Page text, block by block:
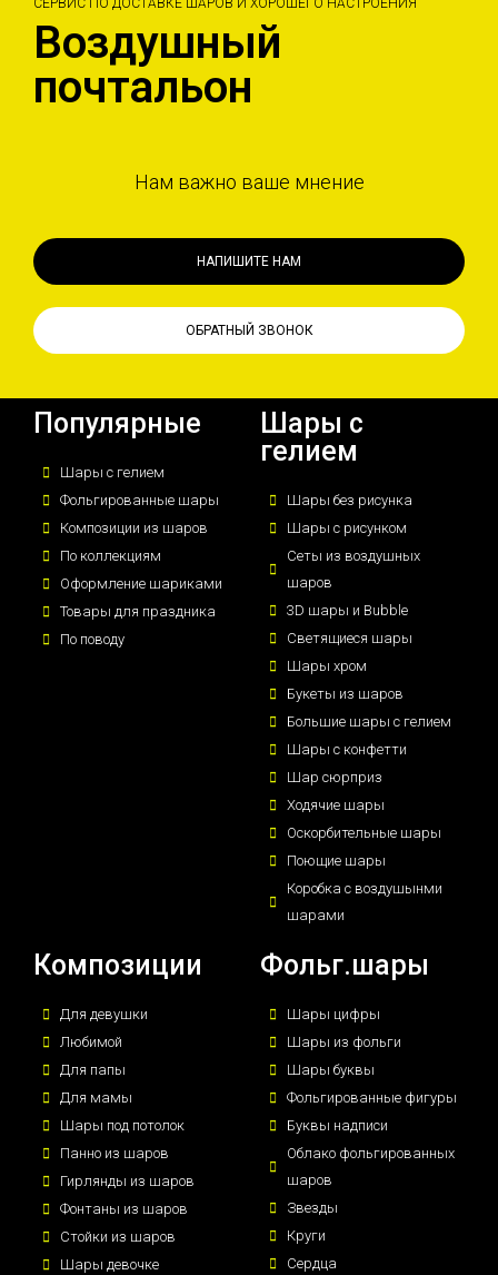
СЕРВИС ПО ДОСТАВКЕ ШАРОВ И ХОРОШЕГО НАСТРОЕНИЯ
Воздушный
почтальон
Нам важно ваше мнение
НАПИШИТЕ НАМ
ОБРАТНЫЙ ЗВОНОК
Популярные
Шары с гелием
Фольгированные шары
Композиции из шаров
По коллекциям
Оформление шариками
Товары для праздника
По поводу
Шары с
гелием
Шары без рисунка
Шары с рисунком
Сеты из воздушных
шаров
3D шары и Bubble
Светящиеся шары
Шары хром
Букеты из шаров
Большие шары с гелием
Шары с конфетти
Шар сюрприз
Ходячие шары
Оскорбительные шары
Поющие шары
Коробка с воздушынми
шарами
Композиции
Для девушки
Любимой
Для папы
Для мамы
Шары под потолок
Панно из шаров
Гирлянды из шаров
Фонтаны из шаров
Стойки из шаров
Шары девочке
Фольг.шары
Шары цифры
Шары из фольги
Шары буквы
Фольгированные фигуры
Буквы надписи
Облако фольгированных
шаров
Звезды
Круги
Сердца